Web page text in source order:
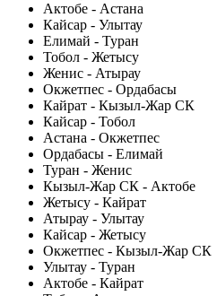
Актобе - Астана
Кайсар - Улытау
Елимай - Туран
Тобол - Жетысу
Женис - Атырау
Окжетпес - Ордабасы
Кайрат - Кызыл-Жар СК
Кайсар - Тобол
Астана - Окжетпес
Ордабасы - Елимай
Туран - Женис
Кызыл-Жар СК - Актобе
Жетысу - Кайрат
Атырау - Улытау
Кайсар - Жетысу
Окжетпес - Кызыл-Жар СК
Улытау - Туран
Актобе - Кайрат